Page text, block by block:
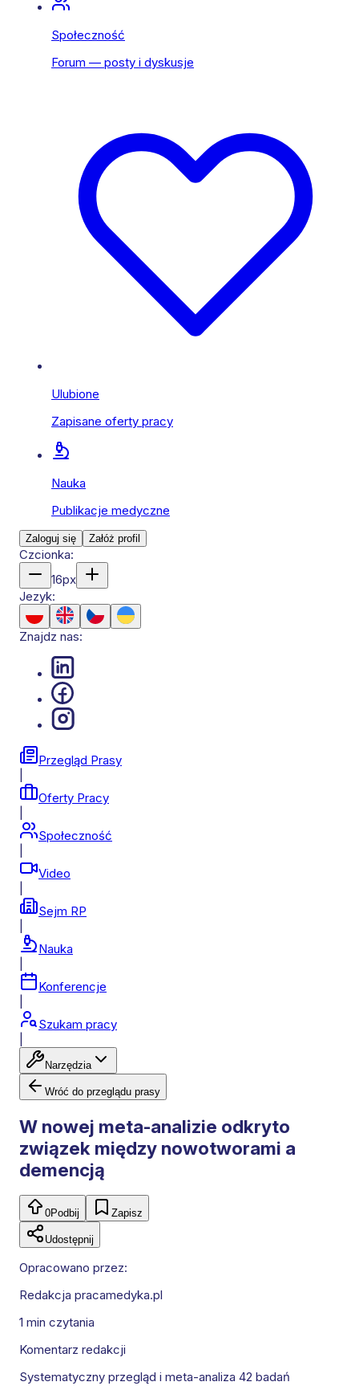
Społeczność
Forum — posty i dyskusje
Ulubione
Zapisane oferty pracy
Nauka
Publikacje medyczne
Zaloguj się Załóż profil
Czcionka:
16px
Jezyk:
Znajdz nas:
Przegląd Prasy
Oferty Pracy
Społeczność
Video
Sejm RP
Nauka
Konferencje
Szukam pracy
Narzędzia
Wróć do przeglądu prasy
W nowej meta-analizie odkryto
związek między nowotworami a
demencją
0Podbij Zapisz
Udostępnij
Opracowano przez:
Redakcja pracamedyka.pl
1 min czytania
Komentarz redakcji
Systematyczny przegląd i meta-analiza 42 badań